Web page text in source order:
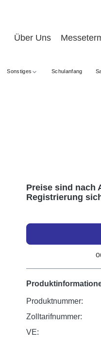
Über Uns
Sonstiges Schulanfang
Preise sind nach
Registrierung
Produktnummer:
Zolltarifnummer:
VE: